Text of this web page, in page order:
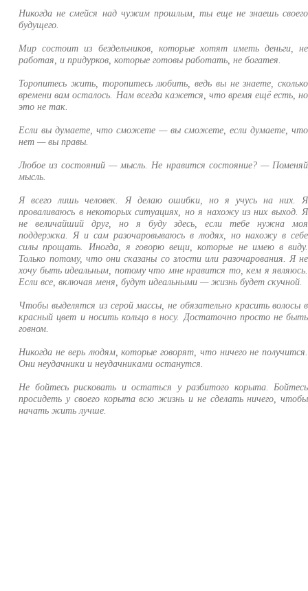
Никогда не смейся над чужим прошлым, ты еще не знаешь своего
будущего.
Мир состоит из бездельников, которые хотят иметь деньги, не
работая, и придурков, которые готовы работать, не богатея.
Торопитесь жить, торопитесь любить, ведь вы не знаете, сколько
времени вам осталось. Нам всегда кажется, что время ещё есть, но
это не так.
Если вы думаете, что сможете — вы сможете, если думаете, что
нет — вы правы.
Любое из состояний — мысль. Не нравится состояние? — Поменяй
мысль.
Я всего лишь человек. Я делаю ошибки, но я учусь на них. Я
проваливаюсь в некоторых ситуациях, но я нахожу из них выход. Я
не величайший друг, но я буду здесь, если тебе нужна моя
поддержка. Я и сам разочаровываюсь в людях, но нахожу в себе
силы прощать. Иногда, я говорю вещи, которые не имею в виду.
Только потому, что они сказаны со злости или разочарования. Я не
хочу быть идеальным, потому что мне нравится то, кем я являюсь.
Если все, включая меня, будут идеальными — жизнь будет скучной.
Чтобы выделятся из серой массы, не обязательно красить волосы в
красный цвет и носить кольцо в носу. Достаточно просто не быть
говном.
Никогда не верь людям, которые говорят, что ничего не получится.
Они неудачники и неудачниками останутся.
Не бойтесь рисковать и остаться у разбитого корыта. Бойтесь
просидеть у своего корыта всю жизнь и не сделать ничего, чтобы
начать жить лучше.